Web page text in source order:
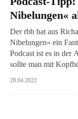
Nibelungen«
Der rbb hat aus
Nibelungen« ein
Podcast ist es in der
sollte man mit
28.04.2022